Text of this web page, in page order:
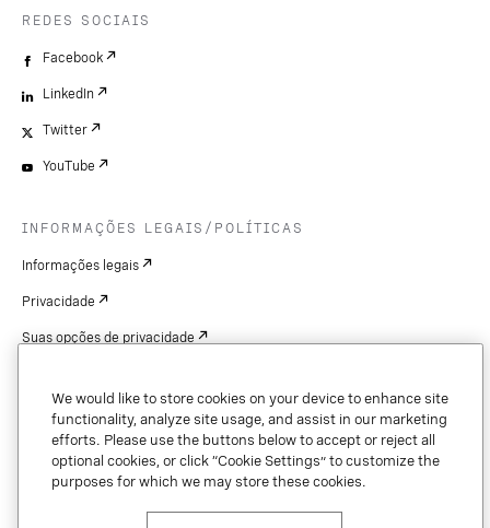
REDES SOCIAIS
Facebook
LinkedIn
Twitter
YouTube
INFORMAÇÕES LEGAIS/POLÍTICAS
Informações legais
Privacidade
Suas opções de privacidade
Patentes
Copyright
Segurança e confiança
We would like to store cookies on your device to enhance site
functionality, analyze site usage, and assist in our marketing
efforts. Please use the buttons below to accept or reject all
optional cookies, or click “Cookie Settings” to customize the
purposes for which we may store these cookies.